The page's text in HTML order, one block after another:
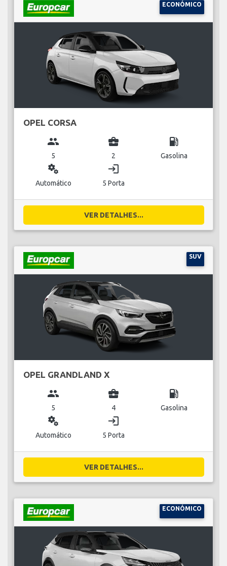
ECONÓMICO
OPEL CORSA
group
5
business_center
2
local_gas_station
Gasolina
miscellaneous_services
Automático
login
5 Porta
VER DETALHES...
SUV
OPEL GRANDLAND X
group
5
business_center
4
local_gas_station
Gasolina
miscellaneous_services
Automático
login
5 Porta
VER DETALHES...
ECONÓMICO